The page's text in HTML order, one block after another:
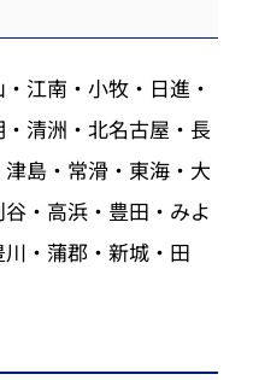
江南・小牧・日進・
清洲・北名古屋・長
島・常滑・東海・大
・高浜・豊田・みよ
・蒲郡・新城・田